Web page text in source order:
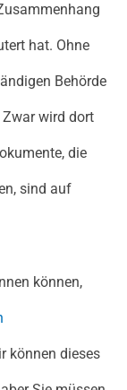
hat. Ohne
Behörde
wird dort
die
sind auf
können,
können dieses